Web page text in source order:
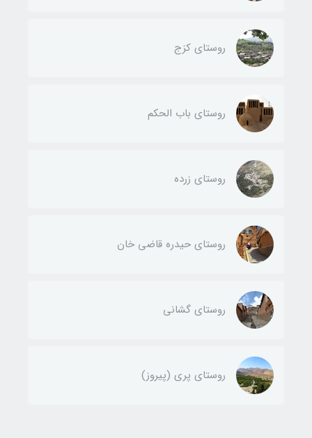
روستای کزج
روستای باب الحکم
روستای زرده
روستای حیدره قاضی خان
روستای گشانی
روستای پری (پیروز)